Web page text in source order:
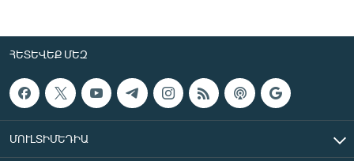
ՀԵՏԵՎԵՔ ՄԵԶ
ՄՈՒԼՏԻՄԵԴԻԱ